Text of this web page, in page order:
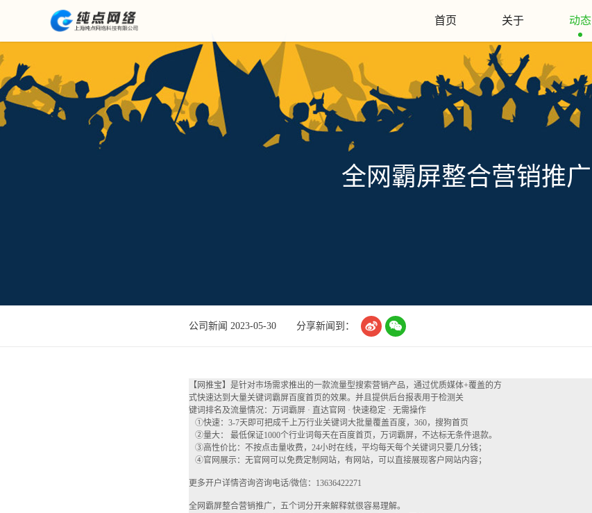
首页 关于 动态
全网霸屏整合营销推广
公司新闻 2023-05-30 分享新闻到：  
【网推宝】是针对市场需求推出的一款流量型搜索营销产品，通过优质媒体+覆盖的方
式快速达到大量关键词霸屏百度首页的效果。并且提供后台报表用于检测关
键词排名及流量情况：万词霸屏 · 直达官网 · 快速稳定 · 无需操作
①快速：3-7天即可把成千上万行业关键词大批量覆盖百度，360，搜狗首页
②量大： 最低保证1000个行业词每天在百度首页，万词霸屏，不达标无条件退款。
③高性价比：不按点击量收费，24小时在线，平均每天每个关键词只要几分钱；
④官网展示：无官网可以免费定制网站，有网站，可以直接展现客户网站内容；
更多开户详情咨询咨询电话/微信：13636422271
全网霸屏整合营销推广，五个词分开来解释就很容易理解。